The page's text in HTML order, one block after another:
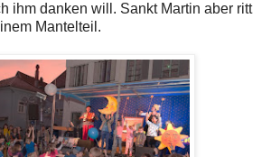
ihm danken will. Sankt Martin aber ritt
Mantelteil.